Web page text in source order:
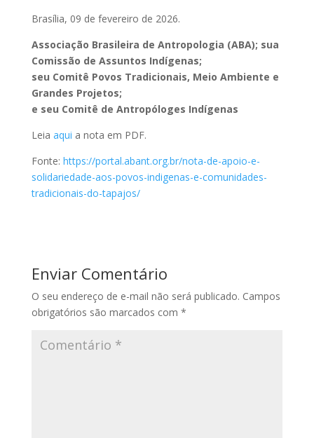
Brasília, 09 de fevereiro de 2026.
Associação Brasileira de Antropologia (ABA); sua
Comissão de Assuntos Indígenas;
seu Comitê Povos Tradicionais, Meio Ambiente e
Grandes Projetos;
e seu Comitê de Antropóloges Indígenas
Leia aqui a nota em PDF.
Fonte: https://portal.abant.org.br/nota-de-apoio-e-
solidariedade-aos-povos-indigenas-e-comunidades-
tradicionais-do-tapajos/
Enviar Comentário
O seu endereço de e-mail não será publicado. Campos
obrigatórios são marcados com *